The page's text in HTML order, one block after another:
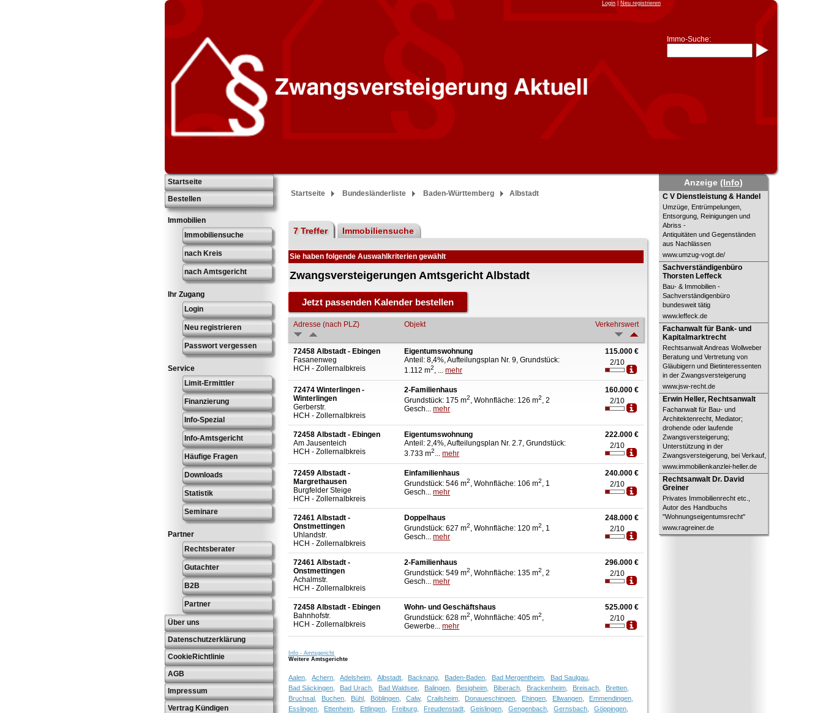
Login| Neu registrieren
Immo-Suche:
nach Kreis
nach Amtsgericht
Startseite
Bestellen
Immobilien
Immobiliensuche
nach Kreis
nach Amtsgericht
Ihr Zugang
Login
Neu registrieren
Passwort vergessen
Service
Limit-Ermittler
Finanzierung
Info-Spezial
Info-Amtsgericht
Häufige Fragen
Downloads
Statistik
Seminare
Partner
Rechtsberater
Gutachter
B2B
Partner
Über uns
Datenschutzerklärung
CookieRichtlinie
AGB
Impressum
Vertrag Kündigen
Startseite Bundesländerliste Baden-Württemberg Albstadt
7 Treffer Immobiliensuche
Sie haben folgende Auswahlkriterien gewählt
Zwangsversteigerungen Amtsgericht Albstadt
Adresse (nach PLZ) Objekt Verkehrswert
72458 Albstadt - Ebingen
Fasanenweg
HCH - Zollernalbkreis
Eigentumswohnung
Anteil: 8,4%, Aufteilungsplan Nr. 9, Grundstück:
1.112 m2 , ...mehr
115.000 €
2/10
72474 Winterlingen -
Winterlingen
Gerberstr.
HCH - Zollernalbkreis
2-Familienhaus
Grundstück: 175 m2 , Wohnfläche: 126 m2
, 2
Gesch...mehr
160.000 €
2/10
72458 Albstadt - Ebingen
Am Jausenteich
HCH - Zollernalbkreis
Eigentumswohnung
Anteil: 2,4%, Aufteilungsplan Nr. 2.7, Grundstück:
3.733 m2 ...mehr
222.000 €
2/10
72459 Albstadt -
Margrethausen
Burgfelder Steige
HCH - Zollernalbkreis
Einfamilienhaus
Grundstück: 546 m2 , Wohnfläche: 106 m2
, 1
Gesch...mehr
240.000 €
2/10
72461 Albstadt -
Onstmettingen
Uhlandstr.
HCH - Zollernalbkreis
Doppelhaus
Grundstück: 627 m2 , Wohnfläche: 120 m2
, 1
Gesch...mehr
248.000 €
2/10
72461 Albstadt -
Onstmettingen
Achalmstr.
HCH - Zollernalbkreis
2-Familienhaus
Grundstück: 549 m2 , Wohnfläche: 135 m2
, 2
Gesch...mehr
296.000 €
2/10
72458 Albstadt - Ebingen
Bahnhofstr.
HCH - Zollernalbkreis
Wohn- und Geschäftshaus
Grundstück: 628 m2 , Wohnfläche: 405 m2
Gewerbe...mehr
525.000 €
2/10
Info - Amtsgericht
Weitere Amtsgerichte
Aalen, Achern, Adelsheim, Albstadt, Backnang, Baden-Baden, Bad Mergentheim,
Bad Saulgau,
Bad Säckingen,
Bad Urach, Bad Waldsee, Balingen, Besigheim, Biberach, Brackenheim, Breisach,
Bretten,
Bruchsal,
Buchen, Bühl, Böblingen, Calw, Crailsheim, Donaueschingen, Ehingen, Ellwangen,
Emmendingen,
Esslingen,
Ettenheim, Ettlingen, Freiburg, Freudenstadt, Geislingen, Gengenbach, Gernsbach,
Göppingen,
Anzeige(Info)
C V Dienstleistung & Handel
C V Dienstleistung & Handel
Umzüge, Entrümpelungen,
Entsorgung, Reinigungen und
Abriss -
Antiquitäten und Gegenständen
aus Nachlässen
www.umzug-vogt.de/
Sachverständigenbüro
Thorsten Leffeck
Sachverständigenbüro
Thorsten Leffeck
Bau- & Immobilien -
Sachverständigenbüro
bundesweit tätig
www.leffeck.de
Fachanwalt für Bank- und
Kapitalmarktrecht
Fachanwalt für Bank- und
Kapitalmarktrecht
Rechtsanwalt Andreas Wollweber
Beratung und Vertretung von
Gläubigern und Bietinteressenten
in der Zwangsversteigerung
www.jsw-recht.de
Erwin Heller, Rechtsanwalt
Erwin Heller, Rechtsanwalt
Fachanwalt für Bau- und
Architektenrecht, Mediator;
drohende oder laufende
Zwangsversteigerung;
Unterstützung in der
Zwangsversteigerung, bei Verkauf,
www.immobilienkanzlei-heller.de
Rechtsanwalt Dr. David Greiner
Rechtsanwalt Dr. David
Greiner
Privates Immobilienrecht etc.,
Autor des Handbuchs
"Wohnungseigentumsrecht"
www.ragreiner.de